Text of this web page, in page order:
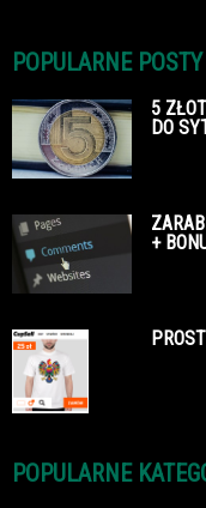
POPULARNE POSTY
5
DO
+
POPULARNE